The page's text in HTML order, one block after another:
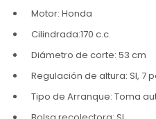
Motor: Honda
Cilindrada:170 c.c.
Diámetro de corte: 53 cm
Regulación de altura: SI, 7
Tipo de Arranque: Toma